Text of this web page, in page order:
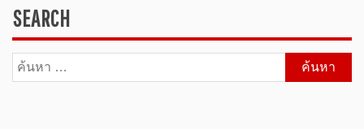
SEARCH
ค้นหา
สำหรับ: